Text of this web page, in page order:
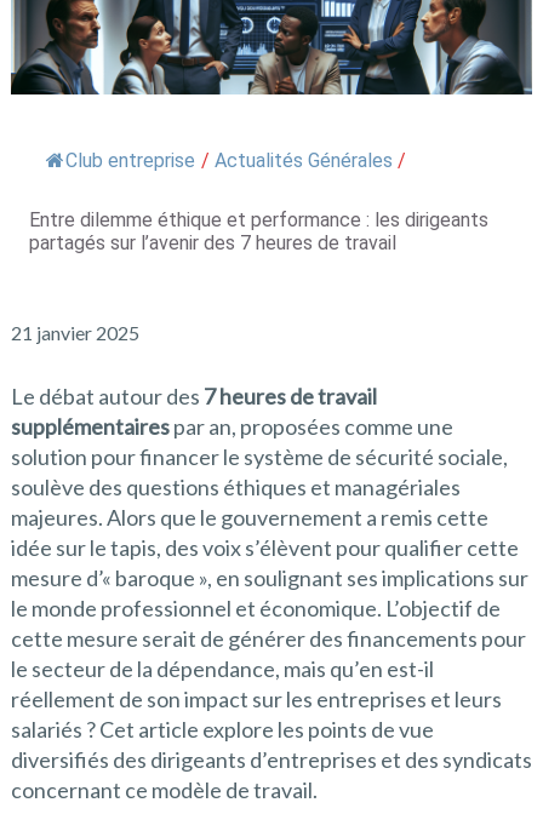
Club entreprise / Actualités Générales /
Entre dilemme éthique et performance : les dirigeants
partagés sur l’avenir des 7 heures de travail
21 janvier 2025
Le débat autour des 7 heures de travail
supplémentairespar an, proposées comme une
solution pour financer le système de sécurité sociale,
soulève des questions éthiques et managériales
majeures. Alors que le gouvernement a remis cette
idée sur le tapis, des voix s’élèvent pour qualifier cette
mesure d’« baroque », en soulignant ses implications sur
le monde professionnel et économique. L’objectif de
cette mesure serait de générer des financements pour
le secteur de la dépendance, mais qu’en est-il
réellement de son impact sur les entreprises et leurs
salariés ? Cet article explore les points de vue
diversifiés des dirigeants d’entreprises et des syndicats
concernant ce modèle de travail.